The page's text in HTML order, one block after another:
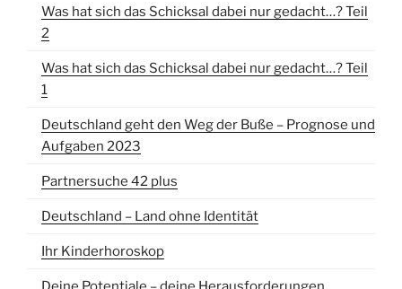
Was hat sich das Schicksal dabei nur gedacht…? Teil
2
Was hat sich das Schicksal dabei nur gedacht…? Teil
1
Deutschland geht den Weg der Buße – Prognose und
Aufgaben 2023
Partnersuche 42 plus
Deutschland – Land ohne Identität
Ihr Kinderhoroskop